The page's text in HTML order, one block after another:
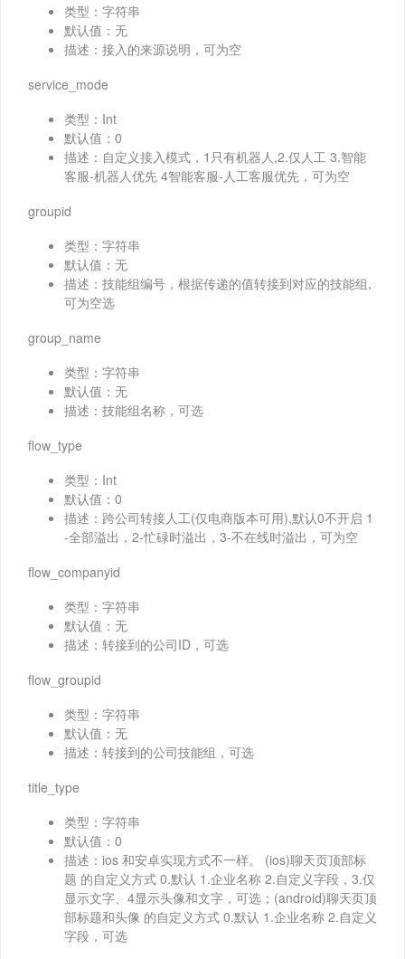
类型：字符串
默认值：无
描述：接入的来源说明，可为空
service_mode
类型：Int
默认值：0
描述：自定义接入模式，1只有机器人,2.仅人工 3.智能
客服-机器人优先 4智能客服-人工客服优先，可为空
groupid
类型：字符串
默认值：无
描述：技能组编号，根据传递的值转接到对应的技能组,
可为空选
group_name
类型：字符串
默认值：无
描述：技能组名称，可选
flow_type
类型：Int
默认值：0
描述：跨公司转接人工(仅电商版本可用),默认0不开启 1
-全部溢出，2-忙碌时溢出，3-不在线时溢出，可为空
flow_companyid
类型：字符串
默认值：无
描述：转接到的公司ID，可选
flow_groupid
类型：字符串
默认值：无
描述：转接到的公司技能组，可选
title_type
类型：字符串
默认值：0
描述：ios 和安卓实现方式不一样。 (ios)聊天页顶部标
题 的自定义方式 0.默认 1.企业名称 2.自定义字段，3.仅
显示文字、4显示头像和文字，可选；(android)聊天页顶
部标题和头像 的自定义方式 0.默认 1.企业名称 2.自定义
字段，可选